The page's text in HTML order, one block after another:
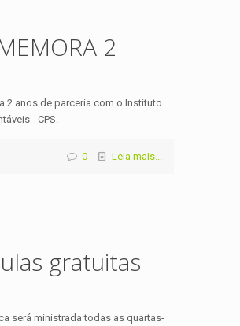
2
2 anos de parceria com o Instituto
- CPS.
0 Leia mais...
gratuitas
será ministrada todas as quartas-